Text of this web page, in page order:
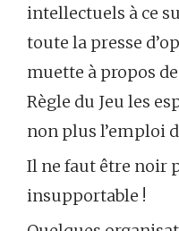
intellectuels à ce
toute la presse
muette à propos
Règle du Jeu les
non plus l’emploi
Il ne faut être noir
insupportable !